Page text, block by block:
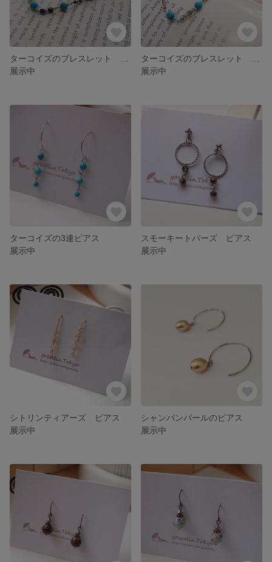
展示中
展示中
ターコイズの3連ピアス
展示中
スモーキートパーズ ピアス
展示中
シトリンティアーズ ピアス
展示中
シャンパンパールのピアス
展示中